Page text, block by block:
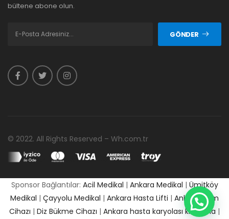
bültene abone olun.
GÖNDER
© 2022. All Rights Reserved – Wh.com.tr
Sponsor Bağlantılar: Acil Medikal | Ankara Medikal | Ümitköy
Medikal | Çayyolu Medikal | Ankara Hasta Lifti | Ankara Cpm
Cihazı | Diz Bükme Cihazı | Ankara hasta karyolası kiralama |